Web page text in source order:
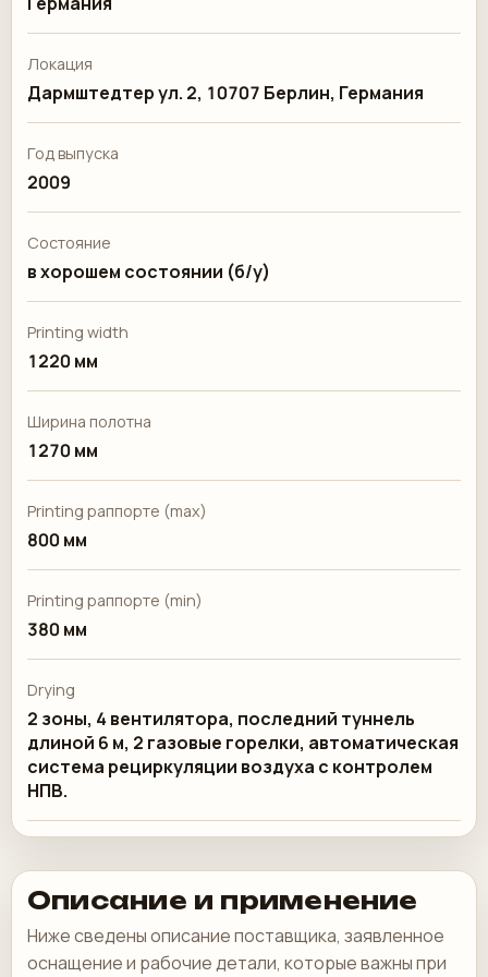
Локация
Дармштедтер ул. 2, 10707 Берлин, Германия
Год выпуска
2009
Состояние
в хорошем состоянии (б/у)
Printing width
1220 мм
Ширина полотна
1270 мм
Printing раппорте (max)
800 мм
Printing раппорте (min)
380 мм
Drying
2 зоны, 4 вентилятора, последний туннель
длиной 6 м, 2 газовые горелки, автоматическая
система рециркуляции воздуха с контролем
НПВ.
Описание и применение
Ниже сведены описание поставщика, заявленное
оснащение и рабочие детали, которые важны при